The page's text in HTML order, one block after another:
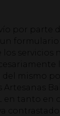
por parte
un formulario
los servicios
del mismo
Artesanas
en tanto en
contrastado